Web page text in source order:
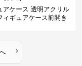
アケース 透明アクリル
ィギュアケース前開き
›